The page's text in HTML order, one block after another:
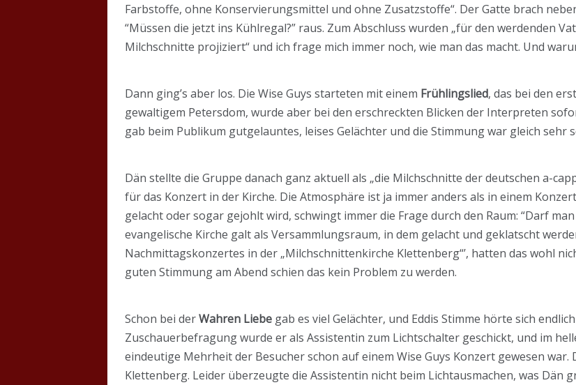
Farbstoffe, ohne Konservierungsmittel und ohne Zusatzstoffe“. Der Gatte brach
“Müssen die jetzt ins Kühlregal?” raus. Zum Abschluss wurden „für den werdenden
Milchschnitte projiziert“ und ich frage mich immer noch, wie man das macht. Und
Dann ging’s aber los. Die Wise Guys starteten mit einem Frühlingslied, das bei den
gewaltigem Petersdom, wurde aber bei den erschreckten Blicken der Interpreten
gab beim Publikum gutgelauntes, leises Gelächter und die Stimmung war gleich sehr
Dän stellte die Gruppe danach ganz aktuell als „die Milchschnitte der deutschen a-
für das Konzert in der Kirche. Die Atmosphäre ist ja immer anders als in einem
gelacht oder sogar gejohlt wird, schwingt immer die Frage durch den Raum: “Darf
evangelische Kirche galt als Versammlungsraum, in dem gelacht und geklatscht
Nachmittagskonzertes in der „Milchschnittenkirche Klettenberg“’, hatten das wohl
guten Stimmung am Abend schien das kein Problem zu werden.
Schon bei derWahren Liebe gab es viel Gelächter, und Eddis Stimme hörte sich
Zuschauerbefragung wurde er als Assistentin zum Lichtschalter geschickt, und im
eindeutige Mehrheit der Besucher schon auf einem Wise Guys Konzert gewesen
Klettenberg. Leider überzeugte die Assistentin nicht beim Lichtausmachen, was Dän